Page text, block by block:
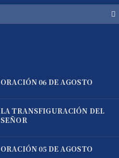
ORACIÓN 06 DE AGOSTO
LA TRANSFIGURACIÓN DEL
SEÑOR
ORACIÓN 05 DE AGOSTO